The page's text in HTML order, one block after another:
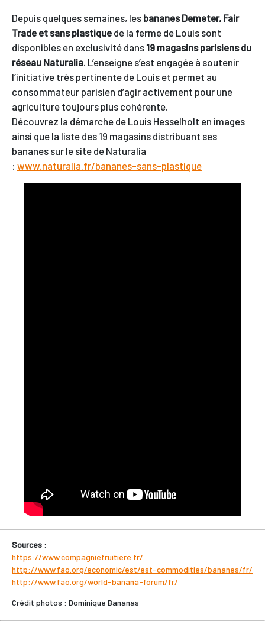
Depuis quelques semaines, les bananes Demeter, Fair
Trade et sans plastique de la ferme de Louis sont
disponibles en exclusivité dans 19 magasins parisiens du
réseau Naturalia. L’enseigne s’est engagée à soutenir
l’initiative très pertinente de Louis et permet au
consommateur parisien d’agir activement pour une
agriculture toujours plus cohérente.
Découvrez la démarche de Louis Hesselholt en images
ainsi que la liste des 19 magasins distribuant ses
bananes sur le site de Naturalia
: www.naturalia.fr/bananes-sans-plastique
Sources :
https://www.compagniefruitiere.fr/
http://www.fao.org/economic/est/est-commodities/bananes/fr/
http://www.fao.org/world-banana-forum/fr/
Crédit photos : Dominique Bananas